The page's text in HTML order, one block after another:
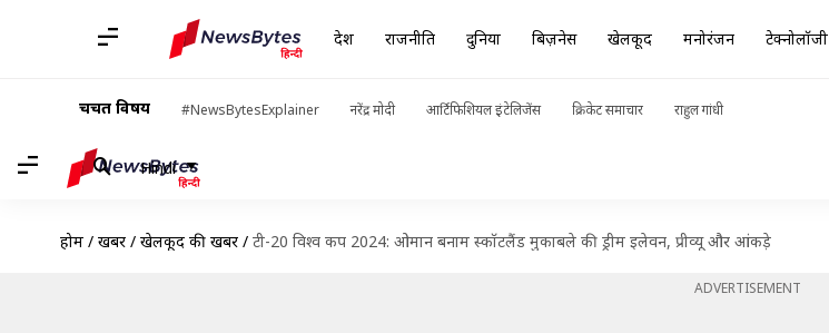
देश राजनीति दुनिया बिज़नेस खेलकूद मनोरंजन टेक्नोलॉजी
चर्चित विषय #NewsBytesExplainer नरेंद्र मोदी आर्टिफिशियल इंटेलिजेंस क्रिकेट समाचार राहुल गांधी
Hindi
होम / खबरें / खेलकूद की खबरें / टी-20 विश्व कप 2024: ओमान बनाम स्कॉटलैंड मुकाबले की ड्रीम इलेवन, प्रीव्यू और आंकड़े
ADVERTISEMENT